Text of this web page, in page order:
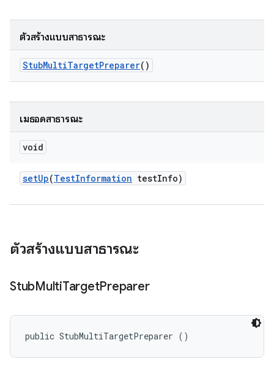
ตัวสร้างแบบสาธารณะ
StubMultiTargetPreparer()
เมธอดสาธารณะ
void
setUp(TestInformation testInfo)
ตัวสร้างแบบสาธารณะ
StubMultiTargetPreparer
public StubMultiTargetPreparer ()